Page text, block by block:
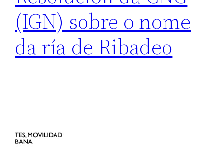
(IGN) sobre o nome
da ría de Ribadeo